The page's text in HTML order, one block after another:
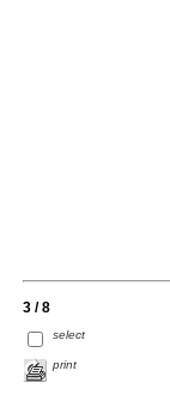
3 / 8
select
print